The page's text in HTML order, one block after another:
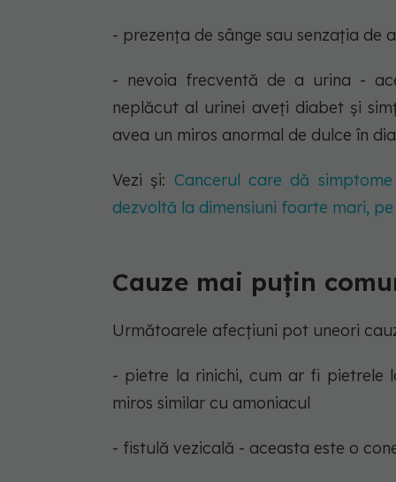
- prezența de sânge sau senzația de
- nevoia frecventă de a urina -
neplăcut al urinei aveți diabet și
avea un miros anormal de dulce în
Vezi și: Cancerul care dă
dezvoltă la dimensiuni foarte mari,
Cauze mai puțin
Următoarele afecțiuni pot uneori
- pietre la rinichi, cum ar fi pietrele
miros similar cu amoniacul
- fistulă vezicală - aceasta este o